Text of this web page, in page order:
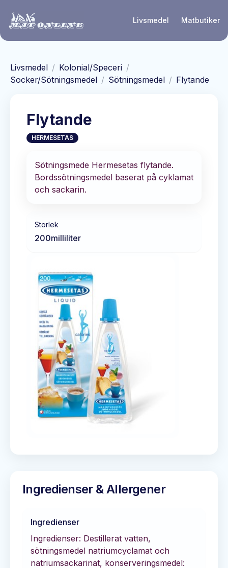
Livsmedel Matbutiker
Livsmedel / Kolonial/Speceri /
Socker/Sötningsmedel / Sötningsmedel / Flytande
Flytande
HERMESETAS
Sötningsmede Hermesetas flytande.
Bordssötningsmedel baserat på cyklamat
och sackarin.
Storlek
200milliliter
Ingredienser & Allergener
Ingredienser
Ingredienser: Destillerat vatten,
sötningsmedel natriumcyclamat och
natriumsackarinat, konserveringsmedel: